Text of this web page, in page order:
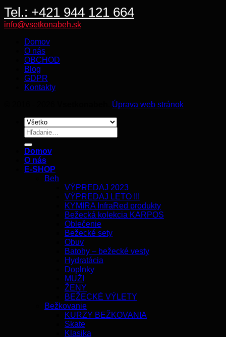
Tel.: +421 944 121 664
info@vsetkonabeh.sk
Domov
O nás
OBCHOD
Blog
GDPR
Kontakty
Úprava web stránok
Hľadať:
Domov
O nás
E-SHOP
Beh
VÝPREDAJ 2023
VÝPREDAJ LETO !!!
KYMIRA InfraRed produkty
Bežecká kolekcia KARPOS
Oblečenie
Bežecké sety
Obuv
Batohy – bežecké vesty
Hydratácia
Doplnky
MUŽI
ŽENY
BEŽECKÉ VÝLETY
Bežkovanie
KURZY BEŽKOVANIA
Skate
Klasika